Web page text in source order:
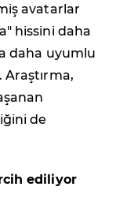
avatarlar
hissini daha
daha uyumlu
de
ediliyor